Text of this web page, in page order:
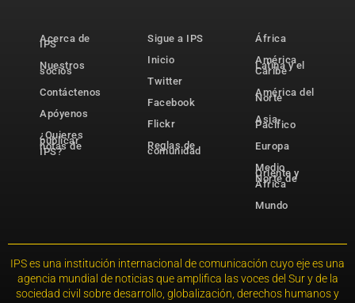
Acerca de
IPS
Nuestros
socios
Contáctenos
Apóyenos
¿Quieres
publicar
notas de
IPS?
Sigue a IPS
Inicio
Twitter
Facebook
Flickr
Reglas de
comunidad
África
América
Latina y el
Caribe
América del
Norte
Asia-
Pacífico
Europa
Medio
Oriente y
Norte de
África
Mundo
IPS es una institución internacional de comunicación cuyo eje es una
agencia mundial de noticias que amplifica las voces del Sur y de la
sociedad civil sobre desarrollo, globalización, derechos humanos y